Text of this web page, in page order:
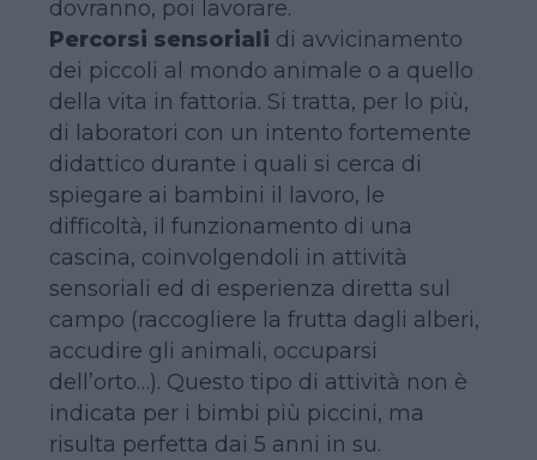
dovranno, poi lavorare.
Percorsi sensoriali di avvicinamento
dei piccoli al mondo animale o a quello
della vita in fattoria. Si tratta, per lo più,
di laboratori con un intento fortemente
didattico durante i quali si cerca di
spiegare ai bambini il lavoro, le
difficoltà, il funzionamento di una
cascina, coinvolgendoli in attività
sensoriali ed di esperienza diretta sul
campo (raccogliere la frutta dagli alberi,
accudire gli animali, occuparsi
dell’orto…). Questo tipo di attività non è
indicata per i bimbi più piccini, ma
risulta perfetta dai 5 anni in su.